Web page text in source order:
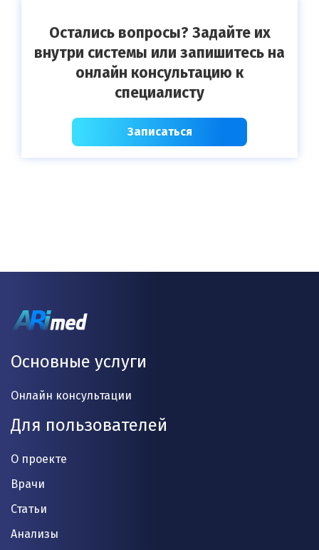
Остались вопросы? Задайте их
внутри системы или запишитесь на
онлайн консультацию к
специалисту
Записаться
Основные услуги
Онлайн консультации
Для пользователей
О проекте
Врачи
Статьи
Анализы